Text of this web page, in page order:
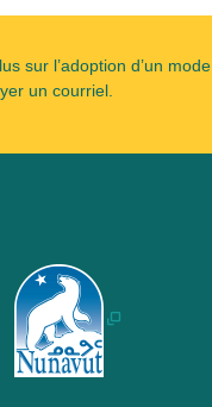
sur l’adoption d’un mode
un courriel.